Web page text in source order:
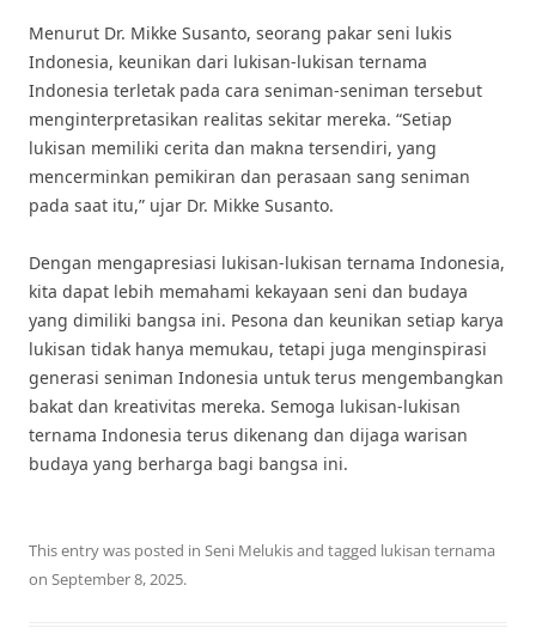
Menurut Dr. Mikke Susanto, seorang pakar seni lukis
Indonesia, keunikan dari lukisan-lukisan ternama
Indonesia terletak pada cara seniman-seniman tersebut
menginterpretasikan realitas sekitar mereka. “Setiap
lukisan memiliki cerita dan makna tersendiri, yang
mencerminkan pemikiran dan perasaan sang seniman
pada saat itu,” ujar Dr. Mikke Susanto.
Dengan mengapresiasi lukisan-lukisan ternama Indonesia,
kita dapat lebih memahami kekayaan seni dan budaya
yang dimiliki bangsa ini. Pesona dan keunikan setiap karya
lukisan tidak hanya memukau, tetapi juga menginspirasi
generasi seniman Indonesia untuk terus mengembangkan
bakat dan kreativitas mereka. Semoga lukisan-lukisan
ternama Indonesia terus dikenang dan dijaga warisan
budaya yang berharga bagi bangsa ini.
This entry was posted in Seni Melukisand tagged lukisan ternama
on September 8, 2025.